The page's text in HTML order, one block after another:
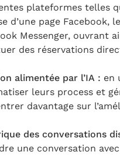
plateformes telles
d’une page
Messenger, ouvrant
des réservations
alimentée par l’IA : en
leurs process et
davantage sur
des conversations
une conversation